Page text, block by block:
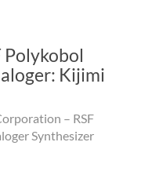
Polykobol
Kijimi
– RSF
Synthesizer